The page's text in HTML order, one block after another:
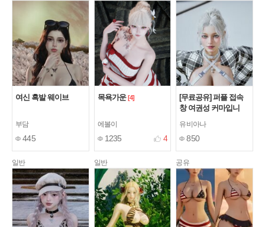
여신 흑발 웨이브
부담
445
목욕가운 [4]
에볼이
1235 4
[무료공유] 퍼플 접속
창 여권성 커마입니
유비아나
850
일반 일반 공유